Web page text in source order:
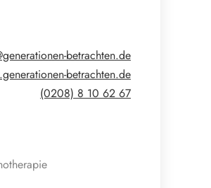
betrachten.de
betrachten.de
(0208) 8 10 62 67